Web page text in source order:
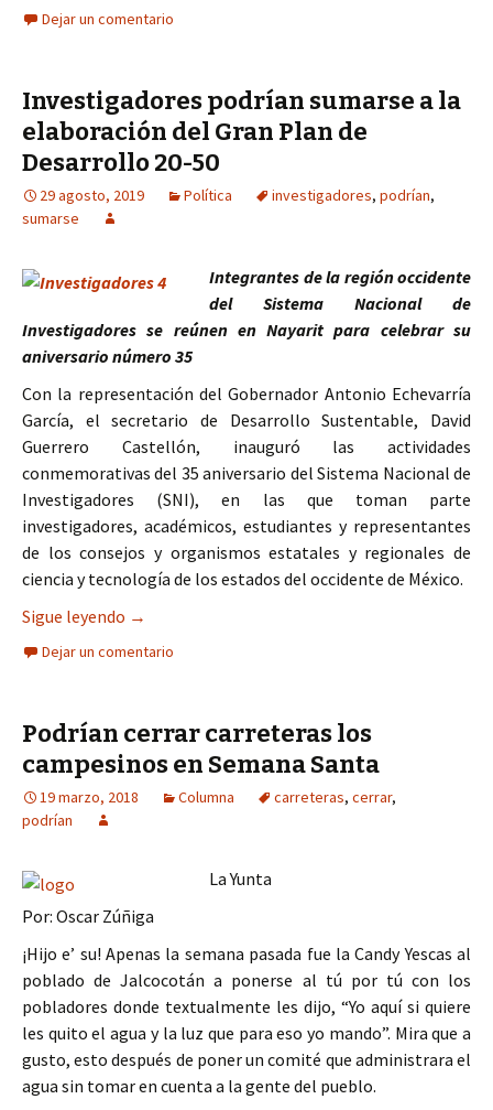
Dejar un comentario
Investigadores podrían sumarse a la
elaboración del Gran Plan de
Desarrollo 20-50
29 agosto, 2019 Política investigadores, podrían,
sumarse
Integrantes de la región occidente
del Sistema Nacional de
Investigadores se reúnen en Nayarit para celebrar su
aniversario número 35
Con la representación del Gobernador Antonio Echevarría
García, el secretario de Desarrollo Sustentable, David
Guerrero Castellón, inauguró las actividades
conmemorativas del 35 aniversario del Sistema Nacional de
Investigadores (SNI), en las que toman parte
investigadores, académicos, estudiantes y representantes
de los consejos y organismos estatales y regionales de
ciencia y tecnología de los estados del occidente de México.
Sigue leyendo Investigadores podrían sumarse a la
→
Dejar un comentario
Podrían cerrar carreteras los
campesinos en Semana Santa
19 marzo, 2018 Columna carreteras, cerrar,
podrían
La Yunta
Por: Oscar Zúñiga
¡Hijo e’ su! Apenas la semana pasada fue la Candy Yescas al
poblado de Jalcocotán a ponerse al tú por tú con los
pobladores donde textualmente les dijo, “Yo aquí si quiere
les quito el agua y la luz que para eso yo mando”. Mira que a
gusto, esto después de poner un comité que administrara el
agua sin tomar en cuenta a la gente del pueblo.